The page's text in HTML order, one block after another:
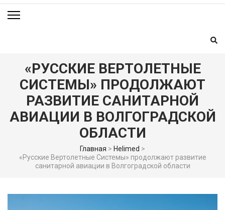
«РУССКИЕ ВЕРТОЛЕТНЫЕ
СИСТЕМЫ» ПРОДОЛЖАЮТ
РАЗВИТИЕ САНИТАРНОЙ
АВИАЦИИ В ВОЛГОГРАДСКОЙ
ОБЛАСТИ
Главная > Helimed >
«Русские Вертолетные Системы» продолжают развитие
санитарной авиации в Волгоградской области